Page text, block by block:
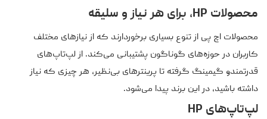
محصولات HP، برای هر نیاز و سلیقه
محصولات اچ پی از تنوع بسیاری برخوردارند که از نیازهای مختلف
کاربران در حوزه‌های گوناگون پشتیبانی می‌کند. از لپ‌تاپ‌های
قدرتمندو گیمینگ گرفته تا پرینترهای بی‌نظیر، هر چیزی که نیاز
داشته باشید، در این برند پیدا می‌شود.
لپ‌تاپ‌های HP